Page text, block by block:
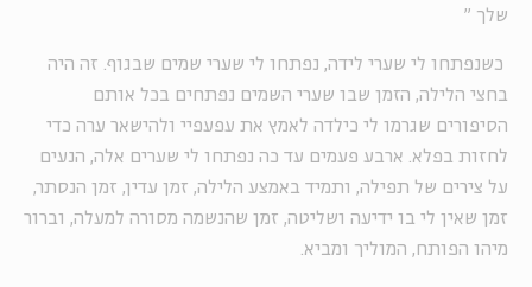
שלך "
כשנפתחו לי שערי לידה, נפתחו לי שערי שמים שבגוף. זה היה
בחצי הלילה, הזמן שבו שערי השמים נפתחים בכל אותם
הסיפורים שגרמו לי כילדה לאמץ את עפעפיי ולהישאר ערה כדי
לחזות בפלא. ארבע פעמים עד כה נפתחו לי שערים אלה, הנעים
על צירים של תפילה, ותמיד באמצע הלילה, זמן עדין, זמן הנסתר,
זמן שאין לי בו ידיעה ושליטה, זמן שהנשמה מסורה למעלה, וברור
מיהו הפותח, המוליך ומביא.